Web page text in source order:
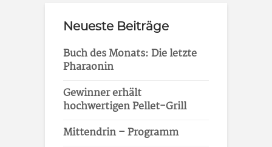
Neueste Beiträge
Buch des Monats: Die letzte
Pharaonin
Gewinner erhält
hochwertigen Pellet-Grill
Mittendrin – Programm